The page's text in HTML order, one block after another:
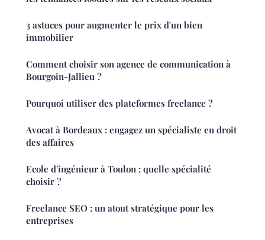
3 astuces pour augmenter le prix d'un bien
immobilier
Comment choisir son agence de communication à
Bourgoin-Jallieu ?
Pourquoi utiliser des plateformes freelance ?
Avocat à Bordeaux : engagez un spécialiste en droit
des affaires
Ecole d'ingénieur à Toulon : quelle spécialité
choisir ?
Freelance SEO : un atout stratégique pour les
entreprises